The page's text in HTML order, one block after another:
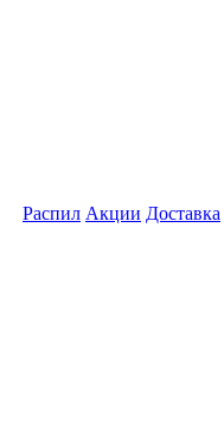
Распил Акции Доставка